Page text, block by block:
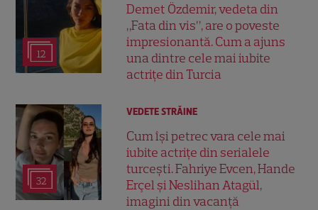
12
Demet Özdemir, vedeta din
„Fata din vis”, are o poveste
impresionantă. Cum a ajuns
una dintre cele mai iubite
actrițe din Turcia
32
VEDETE STRĂINE
Cum își petrec vara cele mai
iubite actrițe din serialele
turcești. Fahriye Evcen, Hande
Erçel și Neslihan Atagül,
imagini din vacanță